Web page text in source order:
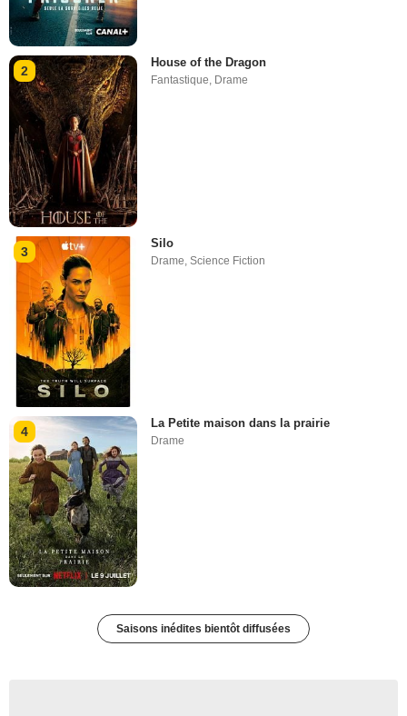
2
House of the Dragon
Fantastique, Drame
3
Silo
Drame ,Science Fiction
4
La Petite maison dans la prairie
Drame
Saisons inédites bientôt diffusées